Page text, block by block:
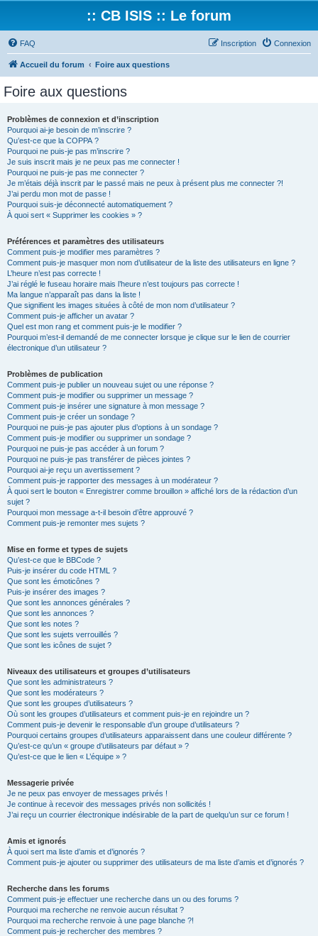
:: CB ISIS :: Le forum
FAQ Connexion
Inscription
Accueil du forum Foire aux questions
Foire aux questions
Problèmes de connexion et d’inscription
Pourquoi ai-je besoin de m’inscrire ?
Qu’est-ce que la COPPA ?
Pourquoi ne puis-je pas m’inscrire ?
Je suis inscrit mais je ne peux pas me connecter !
Pourquoi ne puis-je pas me connecter ?
Je m’étais déjà inscrit par le passé mais ne peux à présent plus me connecter ?!
J’ai perdu mon mot de passe !
Pourquoi suis-je déconnecté automatiquement ?
À quoi sert « Supprimer les cookies » ?
Préférences et paramètres des utilisateurs
Comment puis-je modifier mes paramètres ?
Comment puis-je masquer mon nom d’utilisateur de la liste des utilisateurs en ligne ?
L’heure n’est pas correcte !
J’ai réglé le fuseau horaire mais l’heure n’est toujours pas correcte !
Ma langue n’apparaît pas dans la liste !
Que signifient les images situées à côté de mon nom d’utilisateur ?
Comment puis-je afficher un avatar ?
Quel est mon rang et comment puis-je le modifier ?
Pourquoi m’est-il demandé de me connecter lorsque je clique sur le lien de courrier
électronique d’un utilisateur ?
Problèmes de publication
Comment puis-je publier un nouveau sujet ou une réponse ?
Comment puis-je modifier ou supprimer un message ?
Comment puis-je insérer une signature à mon message ?
Comment puis-je créer un sondage ?
Pourquoi ne puis-je pas ajouter plus d’options à un sondage ?
Comment puis-je modifier ou supprimer un sondage ?
Pourquoi ne puis-je pas accéder à un forum ?
Pourquoi ne puis-je pas transférer de pièces jointes ?
Pourquoi ai-je reçu un avertissement ?
Comment puis-je rapporter des messages à un modérateur ?
À quoi sert le bouton « Enregistrer comme brouillon » affiché lors de la rédaction d’un
sujet ?
Pourquoi mon message a-t-il besoin d’être approuvé ?
Comment puis-je remonter mes sujets ?
Mise en forme et types de sujets
Qu’est-ce que le BBCode ?
Puis-je insérer du code HTML ?
Que sont les émoticônes ?
Puis-je insérer des images ?
Que sont les annonces générales ?
Que sont les annonces ?
Que sont les notes ?
Que sont les sujets verrouillés ?
Que sont les icônes de sujet ?
Niveaux des utilisateurs et groupes d’utilisateurs
Que sont les administrateurs ?
Que sont les modérateurs ?
Que sont les groupes d’utilisateurs ?
Où sont les groupes d’utilisateurs et comment puis-je en rejoindre un ?
Comment puis-je devenir le responsable d’un groupe d’utilisateurs ?
Pourquoi certains groupes d’utilisateurs apparaissent dans une couleur différente ?
Qu’est-ce qu’un « groupe d’utilisateurs par défaut » ?
Qu’est-ce que le lien « L’équipe » ?
Messagerie privée
Je ne peux pas envoyer de messages privés !
Je continue à recevoir des messages privés non sollicités !
J’ai reçu un courrier électronique indésirable de la part de quelqu’un sur ce forum !
Amis et ignorés
À quoi sert ma liste d’amis et d’ignorés ?
Comment puis-je ajouter ou supprimer des utilisateurs de ma liste d’amis et d’ignorés ?
Recherche dans les forums
Comment puis-je effectuer une recherche dans un ou des forums ?
Pourquoi ma recherche ne renvoie aucun résultat ?
Pourquoi ma recherche renvoie à une page blanche ?!
Comment puis-je rechercher des membres ?